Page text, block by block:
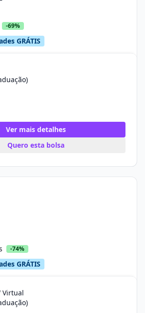
-69%
GRÁTIS
Ver mais detalhes
Quero esta bolsa
-74%
GRÁTIS
Virtual